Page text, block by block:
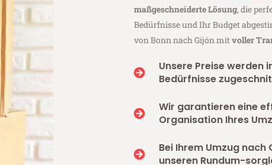
maßgeschneiderte Lösung, die
Bedürfnisse und Ihr Budget
von Bonn nach Gijón mitvoller
Unsere Preise werden
Bedürfnisse
Wir garantieren eine
Organisation Ihres
Bei Ihrem Umzug nach
unseren Rundum-